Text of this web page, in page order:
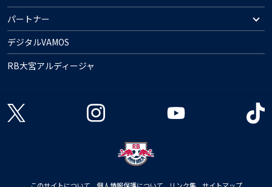
パートナー
デジタルVAMOS
RB大宮アルディージャ
このサイトについて 個人情報保護について リンク集 サイトマップ